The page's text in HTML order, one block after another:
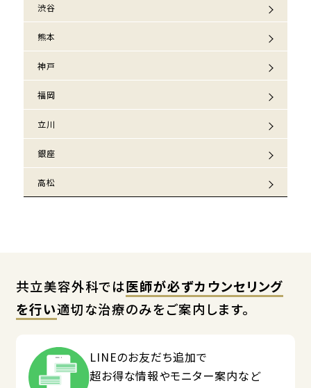
渋谷
熊本
神戸
福岡
立川
銀座
高松
共立美容外科では医師が必ずカウンセリング
を行い適切な治療のみをご案内します。
LINEのお友だち追加で
超お得な情報やモニター案内など